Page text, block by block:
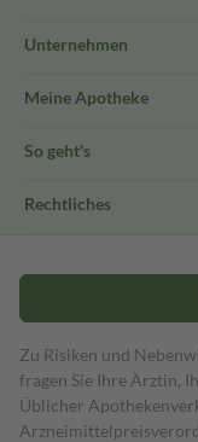
Unternehmen
Meine Apotheke
So geht's
Rechtliches
Zu Risiken und
fragen Sie Ihre Ärztin,
Üblicher